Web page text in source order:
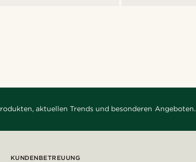
aktuellen Trends und besonderen Angeboten.
KUNDENBETREUUNG